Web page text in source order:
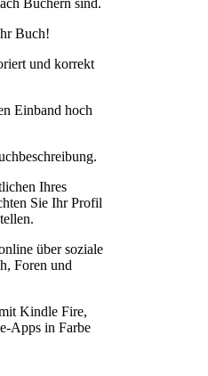
Buch!
und korrekt
Einband hoch
Ihres
Sie Ihr Profil
über soziale
Foren und
Kindle Fire,
Apps in Farbe